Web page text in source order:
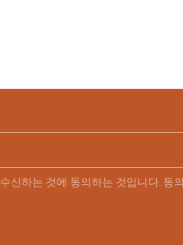
신하는 것에 동의하는 것입니다. 동